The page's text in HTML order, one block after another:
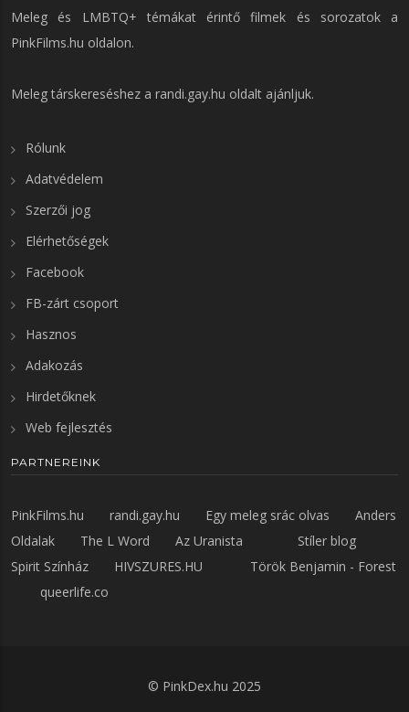
Meleg és LMBTQ+ témákat érintő filmek és sorozatok a
PinkFilms.hu oldalon.
Meleg társkereséshez a randi.gay.hu oldalt ajánljuk.
Rólunk
Adatvédelem
Szerzői jog
Elérhetőségek
Facebook
FB-zárt csoport
Hasznos
Adakozás
Hirdetőknek
Web fejlesztés
PARTNEREINK
PinkFilms.hu randi.gay.hu Egy meleg srác olvas
Anders
Oldalak
The L Word Az Uranista
Stíler blog
Spirit Színház
HIVSZURES.HU
Török Benjamin - Forest
queerlife.co
© PinkDex.hu 2025